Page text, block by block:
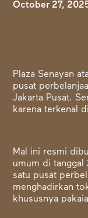
October 27,
Plaza Senayan
pusat
Jakarta Pusat.
karena terkenal
Mal ini resmi
umum di tanggal
satu pusat
menghadirkan
khususnya